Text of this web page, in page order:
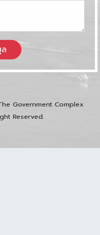
Government Complex
Reserved.